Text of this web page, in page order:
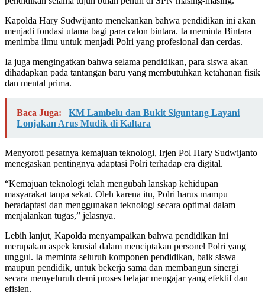
Kapolda Hary Sudwijanto menekankan bahwa pendidikan ini akan
menjadi fondasi utama bagi para calon bintara. Ia meminta Bintara
menimba ilmu untuk menjadi Polri yang profesional dan cerdas.
Ia juga mengingatkan bahwa selama pendidikan, para siswa akan
dihadapkan pada tantangan baru yang membutuhkan ketahanan fisik
dan mental prima.
Baca Juga:
KM Lambelu dan Bukit Siguntang Layani
Lonjakan Arus Mudik di Kaltara
Menyoroti pesatnya kemajuan teknologi, Irjen Pol Hary Sudwijanto
menegaskan pentingnya adaptasi Polri terhadap era digital.
“Kemajuan teknologi telah mengubah lanskap kehidupan
masyarakat tanpa sekat. Oleh karena itu, Polri harus mampu
beradaptasi dan menggunakan teknologi secara optimal dalam
menjalankan tugas,” jelasnya.
Lebih lanjut, Kapolda menyampaikan bahwa pendidikan ini
merupakan aspek krusial dalam menciptakan personel Polri yang
unggul. Ia meminta seluruh komponen pendidikan, baik siswa
maupun pendidik, untuk bekerja sama dan membangun sinergi
secara menyeluruh demi proses belajar mengajar yang efektif dan
efisien.